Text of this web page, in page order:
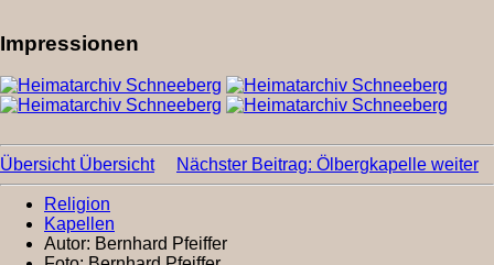
Impressionen
Übersicht Übersicht Nächster Beitrag: Ölbergkapelle weiter
Religion
Kapellen
Autor: Bernhard Pfeiffer